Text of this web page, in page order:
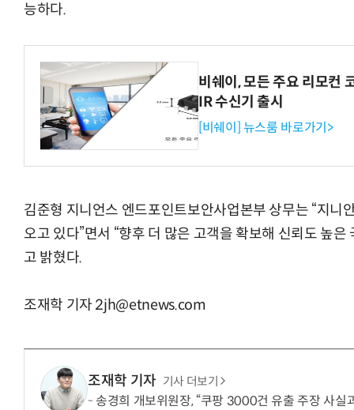
능하다.
비쉐이, 모든 주요 리모컨
IR 수신기 출시
[비쉐이] 뉴스룸 바로가기>
김준형 지니언스 엔드포인트보안사업본부 상무는 “지니
오고 있다”면서 “향후 더 많은 고객을 확보해 신뢰도 높
고 밝혔다.
조재학 기자 2jh@etnews.com
조재학 기자 기사 더보기
송경희 개보위원장, “쿠팡 3000건 유출 주장 사